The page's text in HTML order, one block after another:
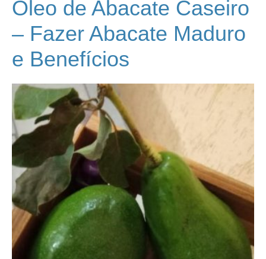
Óleo de Abacate Caseiro
– Fazer Abacate Maduro
e Benefícios